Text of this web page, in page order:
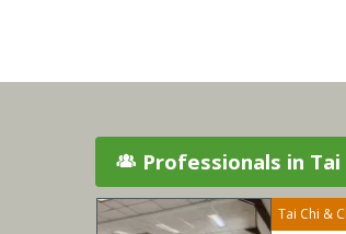
Professionals in Tai
Tai Chi &